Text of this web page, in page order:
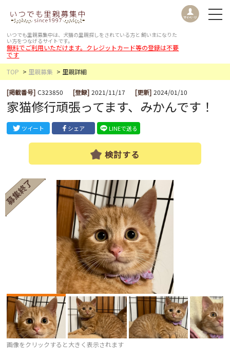
いつでも里親募集中は、犬猫の里親探しをされている方と 飼い主になりた
い方をつなげるサイトです。
無料でご利用いただけます。クレジットカード等の登録は不要
です
TOP
里親募集 里親詳細
[掲載番号] C323850 [登録] 2021/11/17 [更新] 2024/01/10
家猫修行頑張ってます、みかんです！
ツイート シェア LINEで送る
検討する
画像をクリックすると大きく表示されます